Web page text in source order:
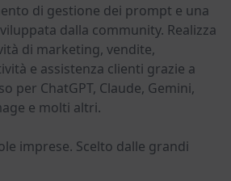
di gestione dei prompt e una
dalla community. Realizza
di marketing, vendite,
e assistenza clienti grazie a
per ChatGPT, Claude, Gemini,
e molti altri.
imprese. Scelto dalle grandi